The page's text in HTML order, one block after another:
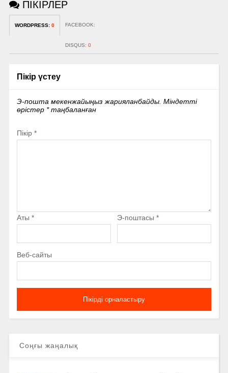
ПІКІРЛЕР
WORDPRESS: 0 FACEBOOK:
DISQUS: 0
Пікір үстеу
Э-пошта мекенжайыңыз жарияланбайды. Міндетті
өрістер *таңбаланған
Пікір *
Аты * Э-поштасы *
Веб-сайты
Соңғы жаңалық